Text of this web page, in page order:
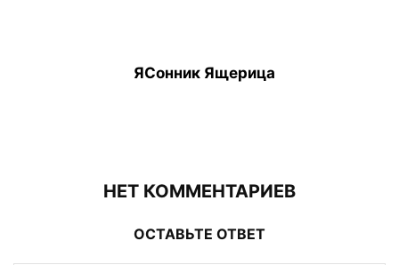
ЯСонник Ящерица
НЕТ КОММЕНТАРИЕВ
ОСТАВЬТЕ ОТВЕТ